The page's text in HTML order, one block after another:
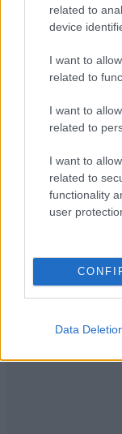
related to
device
I want to
related to
I want to
related to
I want to
related to
functionality
user
Data
Οι 5 ασκήσεις
ιδανικό